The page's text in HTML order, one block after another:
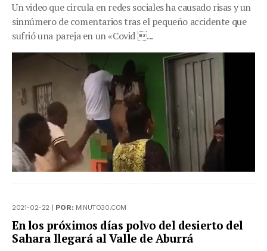
Un video que circula en redes sociales ha causado risas y un
sinnúmero de comentarios tras el pequeño accidente que
sufrió una pareja en un «Covid ...
2021-02-22 | POR: MINUTO30.COM
En los próximos días polvo del desierto del
Sahara llegará al Valle de Aburrá